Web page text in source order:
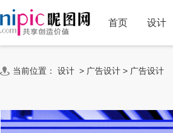
首页 设计
当前位置： 设计 > 广告设计 > 广告设计